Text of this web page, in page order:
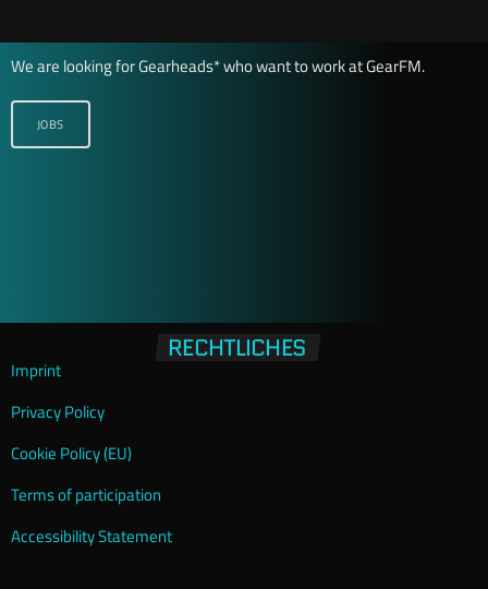
We are looking for Gearheads* who want to work at GearFM.
JOBS
RECHTLICHES
Imprint
Privacy Policy
Cookie Policy (EU)
Terms of participation
Accessibility Statement